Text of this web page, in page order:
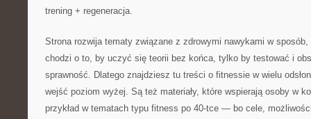
trening + regeneracja.
Strona rozwija tematy związane z zdrowymi nawykami w
chodzi o to, by uczyć się teorii bez końca, tylko by testować i
sprawność. Dlatego znajdziesz tu treści o fitnessie w wielu
wejść poziom wyżej. Są też materiały, które wspierają osoby w
przykład w tematach typu fitness po 40-tce — bo cele,